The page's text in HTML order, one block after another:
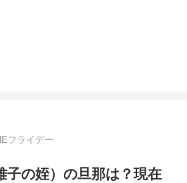
フライデー
子の姪）の旦那は？現在